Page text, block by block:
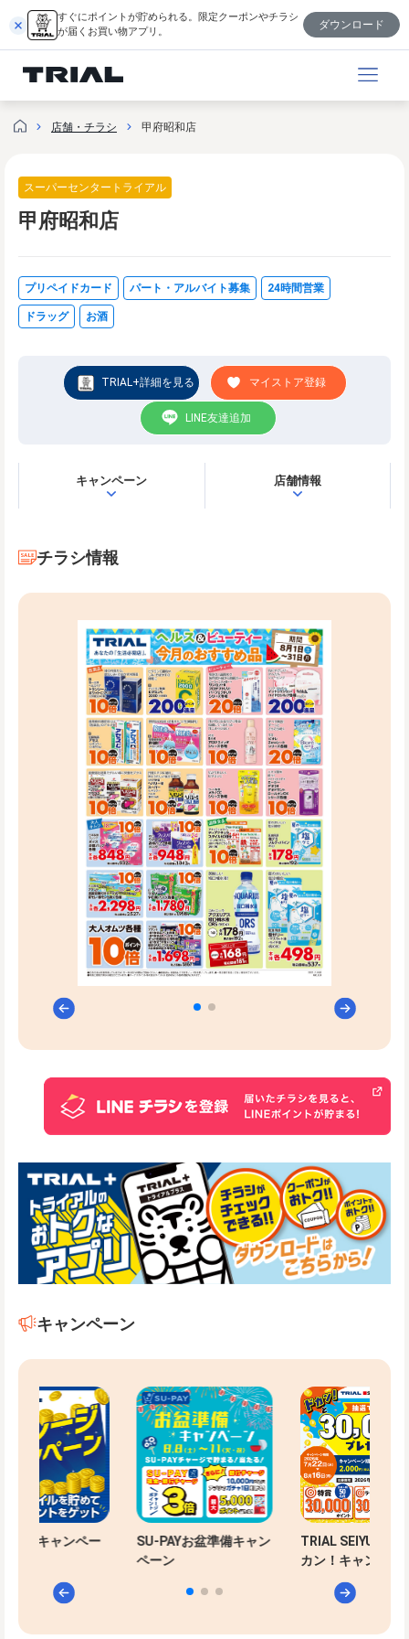
を
キ
すぐにポイントが貯められる。限定クーポンやチラシ
が届くお買い物アプリ。
ダウンロード
店舗・チラシ 甲府昭和店
スーパーセンタートライアル
甲府昭和店
プリペイドカード パート・アルバイト募集 24時間営業
ドラッグ お酒
TRIAL+詳細を見る マイストア登録
LINE友達追加
キャンペーン 店舗情報
チラシ情報
キャンペーン
ージキャンペー
SU-PAYお盆準備キャン
ペーン
TRIAL SEIYU 合同
カン！キャンペー